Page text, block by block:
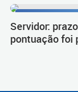
Servidor:
pontuação foi